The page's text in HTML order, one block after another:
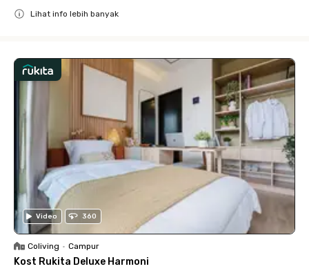
Lihat info lebih banyak
Video 360
Coliving • Campur
Kost Rukita Deluxe Harmoni